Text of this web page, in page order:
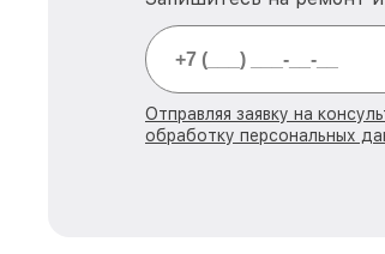
Отправляя заявку на
обработку персональных